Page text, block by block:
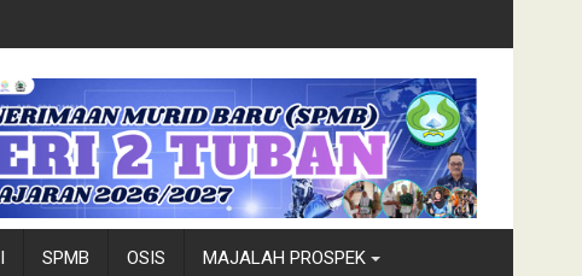
SPMB OSIS MAJALAH PROSPEK